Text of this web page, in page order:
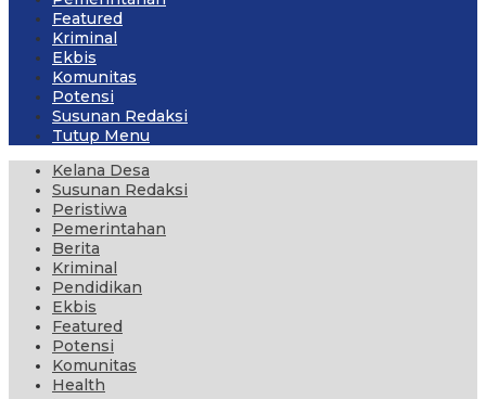
Featured
Kriminal
Ekbis
Komunitas
Potensi
Susunan Redaksi
Tutup Menu
Kelana Desa
Susunan Redaksi
Peristiwa
Pemerintahan
Berita
Kriminal
Pendidikan
Ekbis
Featured
Potensi
Komunitas
Health